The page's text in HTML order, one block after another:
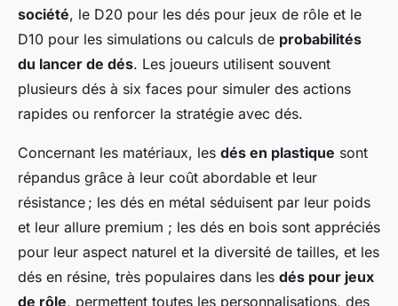
société, le D20 pour les dés pour jeux de rôle et le
D10 pour les simulations ou calculs de probabilités
du lancer de dés. Les joueurs utilisent souvent
plusieurs dés à six faces pour simuler des actions
rapides ou renforcer la stratégie avec dés.
Concernant les matériaux, les dés en plastique sont
répandus grâce à leur coût abordable et leur
résistance ; les dés en métal séduisent par leur poids
et leur allure premium ; les dés en bois sont appréciés
pour leur aspect naturel et la diversité de tailles, et les
dés en résine, très populaires dans les dés pour jeux
de rôle, permettent toutes les personnalisations, des